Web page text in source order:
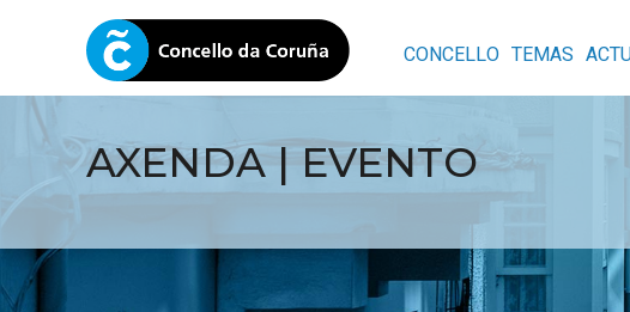
CONCELLO TEMAS
AXENDA | EVENTO